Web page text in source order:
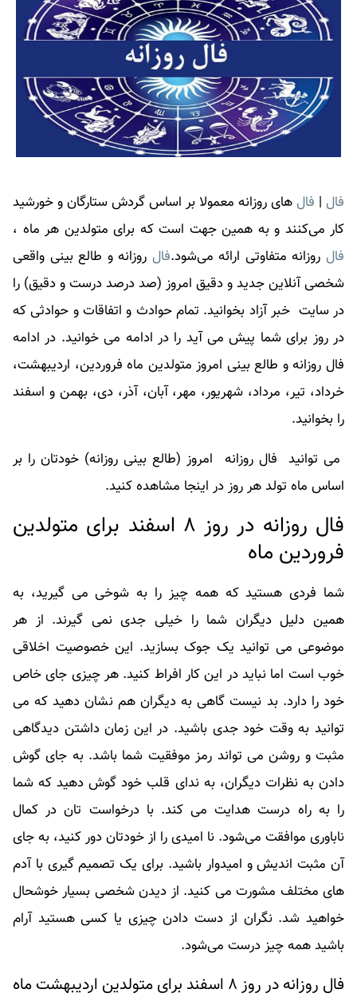
فال | فالهای روزانه معمولا بر اساس گردش ستارگان و خورشید
کار می‌کنند و به همین جهت است که برای متولدین هر ماه ،
فالروزانه متفاوتی ارائه می‌شود.فال روزانه و طالع بینی واقعی
شخصی آنلاین جدید و دقیق امروز (صد درصد درست و دقیق) را
در سایت خبر آزاد بخوانید. تمام حوادث و اتفاقات و حوادثی که
در روز برای شما پیش می آید را در ادامه می خوانید. در ادامه
فال روزانه و طالع بینی امروز متولدین ماه فروردین، اردیبهشت،
خرداد، تیر، مرداد، شهریور، مهر، آبان، آذر، دی، بهمن و اسفند
را بخوانید.
می توانید فال روزانه امروز (طالع بینی روزانه) خودتان را بر
اساس ماه تولد هر روز در اینجا مشاهده کنید.
فال روزانه در روز ۸ اسفند برای متولدین
فروردین ماه
شما فردی هستید که همه چیز را به شوخی می گیرید، به
همین دلیل دیگران شما را خیلی جدی نمی گیرند. از هر
موضوعی می توانید یک جوک بسازید. این خصوصیت اخلاقی
خوب است اما نباید در این کار افراط کنید. هر چیزی جای خاص
خود را دارد. بد نیست گاهی به دیگران هم نشان دهید که می
توانید به وقت خود جدی باشید. در این زمان داشتن دیدگاهی
مثبت و روشن می تواند رمز موفقیت شما باشد. به جای گوش
دادن به نظرات دیگران، به ندای قلب خود گوش دهید که شما
را به راه درست هدایت می کند. با درخواست تان در کمال
ناباوری موافقت می‌شود. نا امیدی را از خودتان دور کنید، به جای
آن مثبت اندیش و امیدوار باشید. برای یک تصمیم گیری با آدم
های مختلف مشورت می کنید. از دیدن شخصی بسیار خوشحال
خواهید شد. نگران از دست دادن چیزی یا کسی هستید آرام
باشید همه چیز درست می‌شود.
فال روزانه در روز ۸ اسفند برای متولدین اردیبهشت ماه